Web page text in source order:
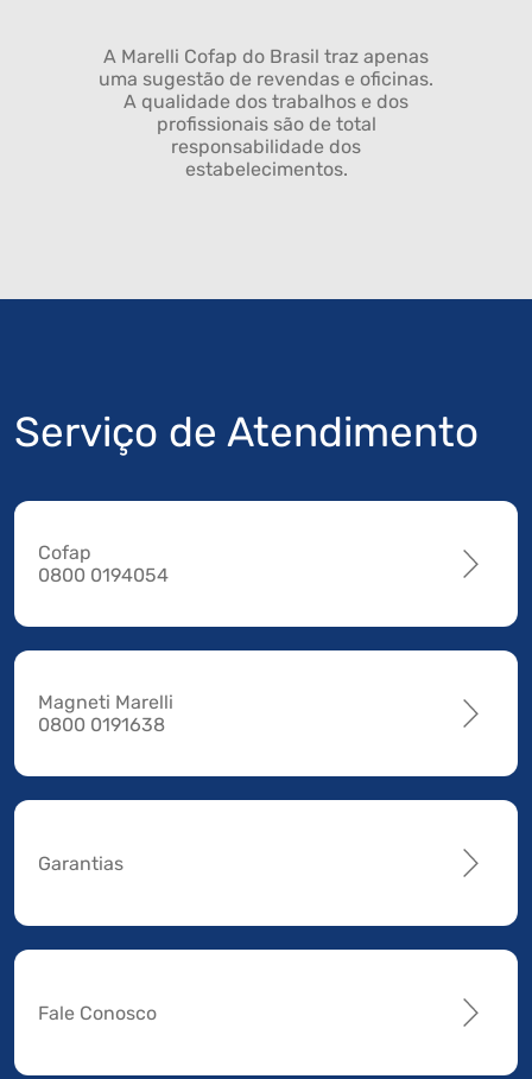
A Marelli Cofap do Brasil traz apenas
uma sugestão de revendas e oficinas.
A qualidade dos trabalhos e dos
profissionais são de total
responsabilidade dos
estabelecimentos.
Serviço de Atendimento
Cofap
0800 0194054
Magneti Marelli
0800 0191638
Garantias
Fale Conosco